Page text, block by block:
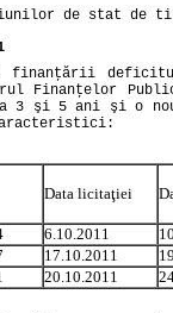
de stat de tip
finanţării
Finanţelor
3 şi 5 ani şi o
Data licitaţiei
6.10.2011
17.10.2011
20.10.2011